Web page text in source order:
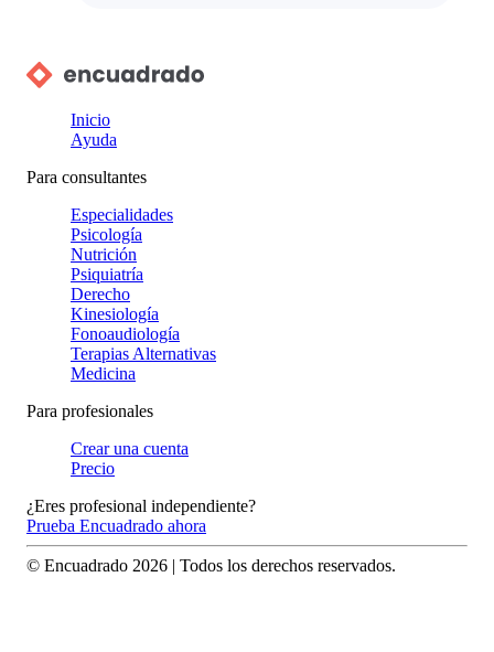
Inicio
Ayuda
Para consultantes
Especialidades
Psicología
Nutrición
Psiquiatría
Derecho
Kinesiología
Fonoaudiología
Terapias Alternativas
Medicina
Para profesionales
Crear una cuenta
Precio
¿Eres profesional independiente?
Prueba Encuadrado ahora
© Encuadrado 2026 | Todos los derechos reservados.